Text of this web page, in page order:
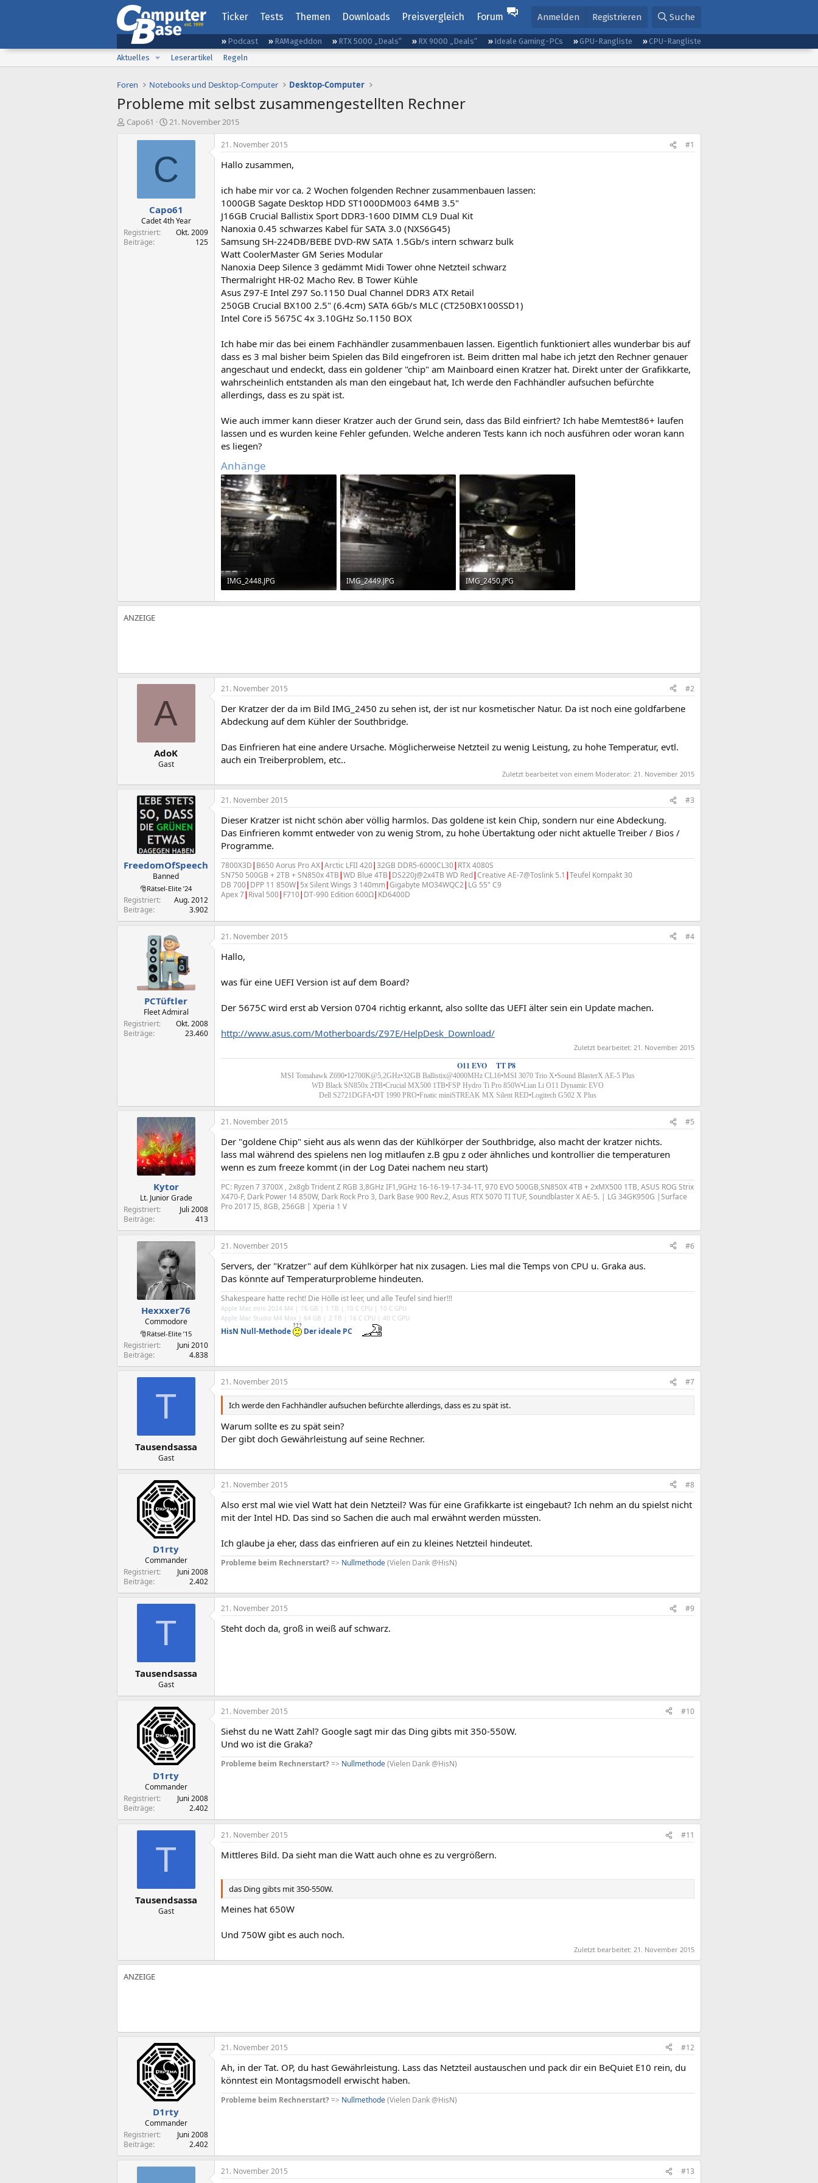
Ticker Tests Themen Downloads Preisvergleich Forum Anmelden Registrieren Suche
Podcast RAMageddon RTX 5000 „Deals“ RX 9000 „Deals“ Ideale Gaming-PCs GPU-Rangliste
CPU-Rangliste
Aktuelles
Leserartikel Regeln
Foren Notebooks und Desktop-Computer Desktop-Computer
Probleme mit selbst zusammengestellten Rechner
E
Capo61
E
s
t
e
l
t
a
m
21. November 2015
C
Capo61
Cadet 4th Year
Registriert
Okt. 2009
Beiträge
125
21. November 2015 #1
Hallo zusammen,
ich habe mir vor ca. 2 Wochen folgenden Rechner zusammenbauen lassen:
1000GB Sagate Desktop HDD ST1000DM003 64MB 3.5"
J16GB Crucial Ballistix Sport DDR3-1600 DIMM CL9 Dual Kit
Nanoxia 0.45 schwarzes Kabel für SATA 3.0 (NXS6G45)
Samsung SH-224DB/BEBE DVD-RW SATA 1.5Gb/s intern schwarz bulk
Watt CoolerMaster GM Series Modular
Nanoxia Deep Silence 3 gedämmt Midi Tower ohne Netzteil schwarz
Thermalright HR-02 Macho Rev. B Tower Kühle
Asus Z97-E Intel Z97 So.1150 Dual Channel DDR3 ATX Retail
250GB Crucial BX100 2.5" (6.4cm) SATA 6Gb/s MLC (CT250BX100SSD1)
Intel Core i5 5675C 4x 3.10GHz So.1150 BOX
Ich habe mir das bei einem Fachhändler zusammenbauen lassen. Eigentlich funktioniert alles wunderbar bis auf
dass es 3 mal bisher beim Spielen das Bild eingefroren ist. Beim dritten mal habe ich jetzt den Rechner genauer
angeschaut und endeckt, dass ein goldener "chip" am Mainboard einen Kratzer hat. Direkt unter der Grafikkarte,
wahrscheinlich entstanden als man den eingebaut hat, Ich werde den Fachhändler aufsuchen befürchte
allerdings, dass es zu spät ist.
Wie auch immer kann dieser Kratzer auch der Grund sein, dass das Bild einfriert? Ich habe Memtest86+ laufen
lassen und es wurden keine Fehler gefunden. Welche anderen Tests kann ich noch ausführen oder woran kann
es liegen?
Anhänge
IMG_2448.JPG
81,7 KB · Aufrufe: 528
IMG_2449.JPG
82,5 KB · Aufrufe: 504
IMG_2450.JPG
91,7 KB · Aufrufe: 506
A
AdoK
Gast
21. November 2015 #2
Der Kratzer der da im Bild IMG_2450 zu sehen ist, der ist nur kosmetischer Natur. Da ist noch eine goldfarbene
Abdeckung auf dem Kühler der Southbridge.
Das Einfrieren hat eine andere Ursache. Möglicherweise Netzteil zu wenig Leistung, zu hohe Temperatur, evtl.
auch ein Treiberproblem, etc..
Zuletzt bearbeitet von einem Moderator: 21. November 2015
FreedomOfSpeech
Banned
🎅Rätsel-Elite ’24
Registriert
Aug. 2012
Beiträge
3.902
21. November 2015 #3
Dieser Kratzer ist nicht schön aber völlig harmlos. Das goldene ist kein Chip, sondern nur eine Abdeckung.
Das Einfrieren kommt entweder von zu wenig Strom, zu hohe Übertaktung oder nicht aktuelle Treiber / Bios /
Programme.
7800X3D| B650 Aorus Pro AX|Arctic LFII 420|32GB DDR5-6000CL30| RTX 4080S
SN750 500GB + 2TB + SN850x 4TB|WD Blue 4TB| DS220j@2x4TB WD Red|Creative AE-7@Toslink 5.1 |Teufel Kompakt 30
DB 700| DPP 11 850W| 5x Silent Wings 3 140mm|Gigabyte MO34WQC2| LG 55" C9
Apex 7| Rival 500| F710| DT-990 Edition 600Ω| KD6400D
PCTüftler
Fleet Admiral
Registriert
Okt. 2008
Beiträge
23.460
21. November 2015 #4
Hallo,
was für eine UEFI Version ist auf dem Board?
Der 5675C wird erst ab Version 0704 richtig erkannt, also sollte das UEFI älter sein ein Update machen.
http://www.asus.com/Motherboards/Z97E/HelpDesk_Download/
Zuletzt bearbeitet: 21. November 2015
O11 EVO TT P8
MSI Tomahawk Z690•12700K@5,2GHz•32GB Ballistix@4000MHz CL16•MSI 3070 Trio X•Sound BlasterX AE-5 Plus
WD Black SN850x 2TB•Crucial MX500 1TB•FSP Hydro Ti Pro 850W•Lian Li O11 Dynamic EVO
Dell S2721DGFA•DT 1990 PRO•Fnatic miniSTREAK MX Silent RED•Logitech G502 X Plus
Kytor
Lt. Junior Grade
Registriert
Juli 2008
Beiträge
413
21. November 2015 #5
Der "goldene Chip" sieht aus als wenn das der Kühlkörper der Southbridge, also macht der kratzer nichts.
lass mal während des spielens nen log mitlaufen z.B gpu z oder ähnliches und kontrollier die temperaturen
wenn es zum freeze kommt (in der Log Datei nachem neu start)
PC: Ryzen 7 3700X , 2x8gb Trident Z RGB 3,8GHz IF1,9GHz 16-16-19-17-34-1T, 970 EVO 500GB,SN850X 4TB + 2xMX500 1TB, ASUS ROG Strix
X470-F, Dark Power 14 850W, Dark Rock Pro 3, Dark Base 900 Rev.2, Asus RTX 5070 TI TUF, Soundblaster X AE-5. | LG 34GK950G |Surface
Pro 2017 I5, 8GB, 256GB | Xperia 1 V
Hexxxer76
Commodore
🎅Rätsel-Elite ’15
Registriert
Juni 2010
Beiträge
4.838
21. November 2015 #6
Servers, der "Kratzer" auf dem Kühlkörper hat nix zusagen. Lies mal die Temps von CPU u. Graka aus.
Das könnte auf Temperaturprobleme hindeuten.
Shakespeare hatte recht! Die Hölle ist leer, und alle Teufel sind hier!!!
Apple Mac mini 2024 M4 | 16 GB | 1 TB | 10 C CPU | 10 C GPU
Apple Mac Studio M4 Max | 64 GB | 2 TB | 16 C CPU | 40 C GPU
HisN Null-Methode Der ideale PC
T
Tausendsassa
Gast
21. November 2015 #7
Ich werde den Fachhändler aufsuchen befürchte allerdings, dass es zu spät ist.
Warum sollte es zu spät sein?
Der gibt doch Gewährleistung auf seine Rechner.
D1rty
Commander
Registriert
Juni 2008
Beiträge
2.402
21. November 2015 #8
Also erst mal wie viel Watt hat dein Netzteil? Was für eine Grafikkarte ist eingebaut? Ich nehm an du spielst nicht
mit der Intel HD. Das sind so Sachen die auch mal erwähnt werden müssten.
Ich glaube ja eher, dass das einfrieren auf ein zu kleines Netzteil hindeutet.
Probleme beim Rechnerstart?=> Nullmethode(Vielen Dank @HisN)
T
Tausendsassa
Gast
21. November 2015 #9
Steht doch da, groß in weiß auf schwarz.
D1rty
Commander
Registriert
Juni 2008
Beiträge
2.402
21. November 2015 #10
Siehst du ne Watt Zahl? Google sagt mir das Ding gibts mit 350-550W.
Und wo ist die Graka?
Probleme beim Rechnerstart?=> Nullmethode(Vielen Dank @HisN)
T
Tausendsassa
Gast
21. November 2015 #11
Mittleres Bild. Da sieht man die Watt auch ohne es zu vergrößern.
das Ding gibts mit 350-550W.
Meines hat 650W
Und 750W gibt es auch noch.
Zuletzt bearbeitet: 21. November 2015
D1rty
Commander
Registriert
Juni 2008
Beiträge
2.402
21. November 2015 #12
Ah, in der Tat. OP, du hast Gewährleistung. Lass das Netzteil austauschen und pack dir ein BeQuiet E10 rein, du
könntest ein Montagsmodell erwischt haben.
Probleme beim Rechnerstart?=> Nullmethode(Vielen Dank @HisN)
21. November 2015 #13